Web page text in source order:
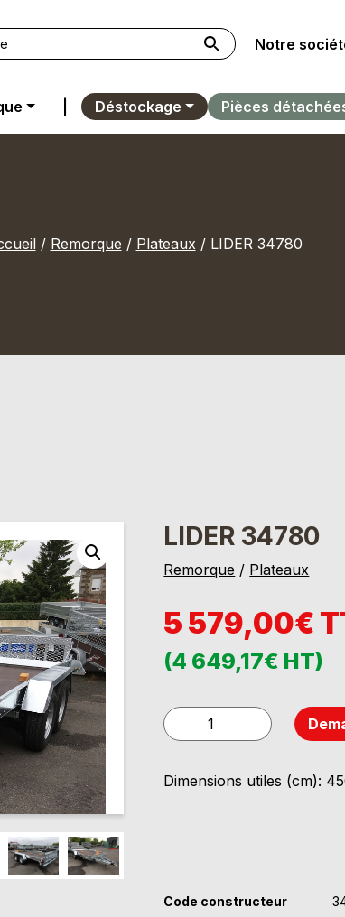
Notre
Déstockage Pièces
/ Remorque / Plateaux/ LIDER 34780
LIDER 34780
Remorque / Plateaux
5 579,00€
(4 649,17€ HT)
quantité
de
34780
Dimensions utiles (cm):
Code constructeur